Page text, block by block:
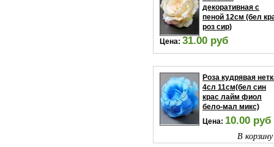
декоративная с
пеной 12см (бел
роз сир)
Цена: 31.00 руб
В
Роза кудрявая
4сл 11см(бел син
крас лайм фиол
бело-мал микс)
Цена: 10.00 руб
В